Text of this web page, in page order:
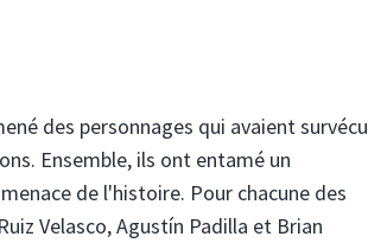
des personnages qui avaient survécu
Ensemble, ils ont entamé un
de l'histoire. Pour chacune des
Velasco, Agustín Padilla et Brian